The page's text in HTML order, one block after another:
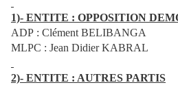
1)- ENTITE : OPPOSITION
ADP : Clément BELIBANGA
MLPC : Jean Didier KABRAL
2)- ENTITE : AUTRES PARTIS